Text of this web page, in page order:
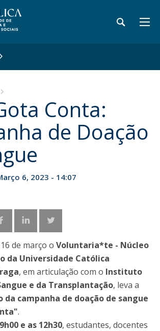
Conta:
de Doação
6, 2023 - 14:07
de março o Voluntaria*te - Núcleo
da Universidade Católica
, em articulação com o Instituto
e da Transplantação, leva a
da campanha de doação de sangue
.
9h00 e as 12h30, estudantes, docentes